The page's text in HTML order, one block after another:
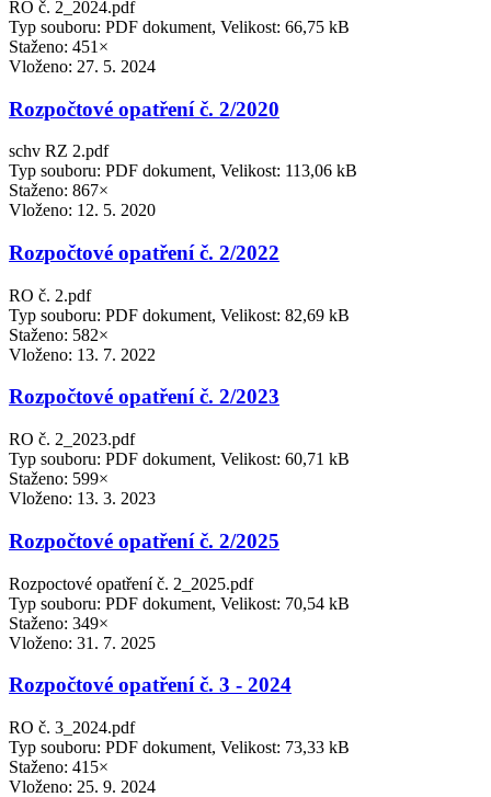
RO č. 2_2024.pdf
Typ souboru: PDF dokument, Velikost: 66,75 kB
Staženo: 451×
Vloženo: 27. 5. 2024
Rozpočtové opatření č. 2/2020
schv RZ 2.pdf
Typ souboru: PDF dokument, Velikost: 113,06 kB
Staženo: 867×
Vloženo: 12. 5. 2020
Rozpočtové opatření č. 2/2022
RO č. 2.pdf
Typ souboru: PDF dokument, Velikost: 82,69 kB
Staženo: 582×
Vloženo: 13. 7. 2022
Rozpočtové opatření č. 2/2023
RO č. 2_2023.pdf
Typ souboru: PDF dokument, Velikost: 60,71 kB
Staženo: 599×
Vloženo: 13. 3. 2023
Rozpočtové opatření č. 2/2025
Rozpoctové opatření č. 2_2025.pdf
Typ souboru: PDF dokument, Velikost: 70,54 kB
Staženo: 349×
Vloženo: 31. 7. 2025
Rozpočtové opatření č. 3 - 2024
RO č. 3_2024.pdf
Typ souboru: PDF dokument, Velikost: 73,33 kB
Staženo: 415×
Vloženo: 25. 9. 2024